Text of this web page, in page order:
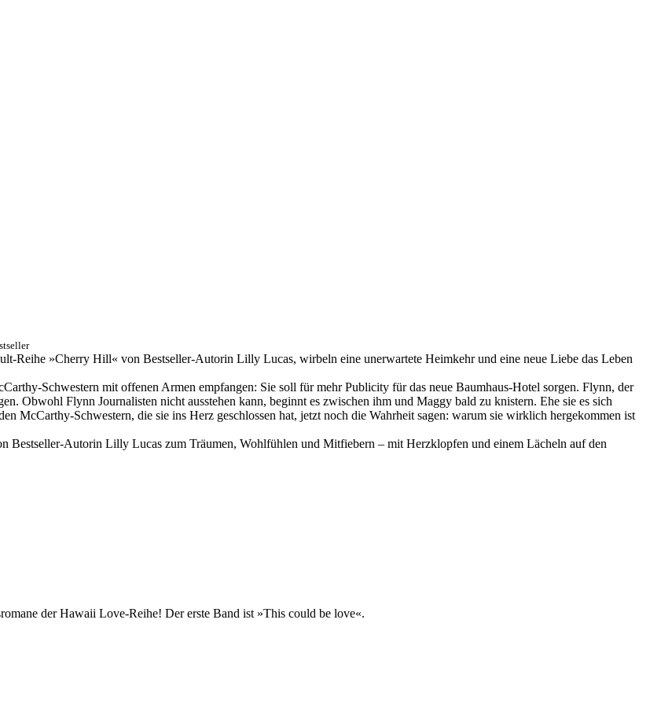
Reihe »Cherry Hill« von Bestseller-Autorin Lilly Lucas, wirbeln eine unerwartete Heimkehr und eine neue Liebe das Leben
Schwestern mit offenen Armen empfangen: Sie soll für mehr Publicity für das neue Baumhaus-Hotel sorgen. Flynn, der
Obwohl Flynn Journalisten nicht ausstehen kann, beginnt es zwischen ihm und Maggy bald zu knistern. Ehe sie es sich
McCarthy-Schwestern, die sie ins Herz geschlossen hat, jetzt noch die Wahrheit sagen: warum sie wirklich hergekommen ist
Bestseller-Autorin Lilly Lucas zum Träumen, Wohlfühlen und Mitfiebern – mit Herzklopfen und einem Lächeln auf den
der Hawaii Love-Reihe! Der erste Band ist »This could be love«.